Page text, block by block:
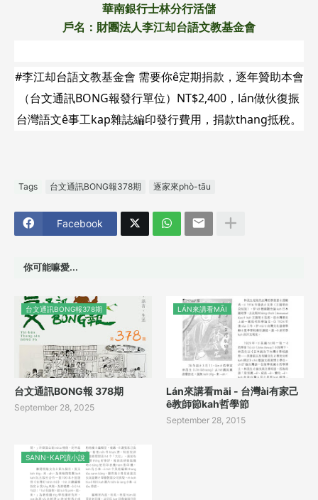
華南銀行士林分行活儲
戶名：財團法人李江却台語文教基金會
#李江却台語文教基金會 需要你ê定期捐款，逐年贊助本會
（台文通訊BONG報發行單位）NT$2,400，lán做伙復振
台灣語文ê事工kap雜誌編印發行費用，捐款thang抵稅。
Tags 台文通訊BONG報378期 逐家來phò-tāu
Facebook
你可能嘛愛...
台文通訊BONG報378期
台文通訊BONG報 378期
September 28, 2025
LÁN來講看MĀI
Lán來講看māi - 台灣ài有家己
ê教師節kah哲學節
September 28, 2015
SANN-KAP讀小說